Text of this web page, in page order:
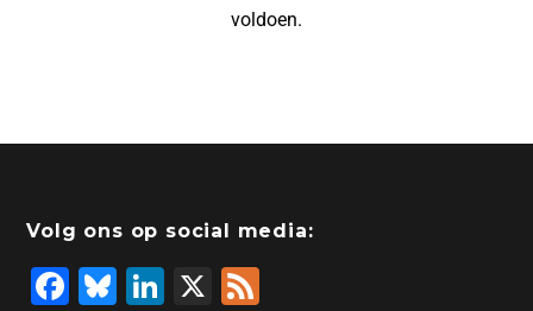
voldoen.
Volg ons op social media:
F
Bl
Li
X